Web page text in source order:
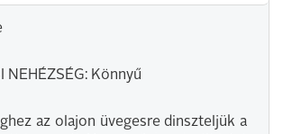
NEHÉZSÉG: Könnyű
az olajon üvegesre dinszteljük a